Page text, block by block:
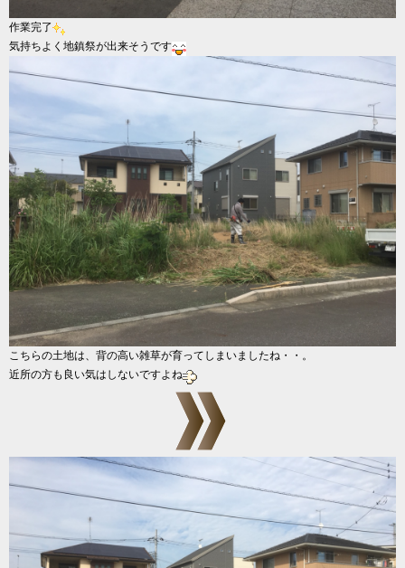
作業完了
気持ちよく地鎮祭が出来そうです
こちらの土地は、背の高い雑草が育ってしまいましたね・・。
近所の方も良い気はしないですよね